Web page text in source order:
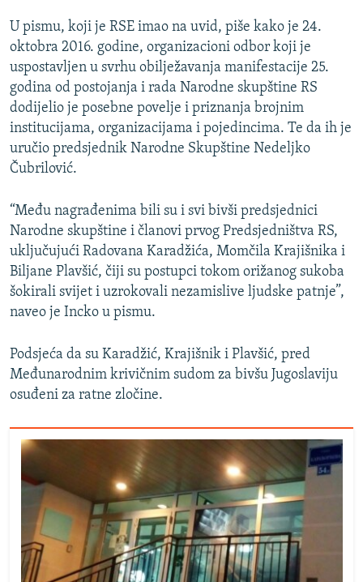
U pismu, koji je RSE imao na uvid, piše kako je 24.
oktobra 2016. godine, organizacioni odbor koji je
uspostavljen u svrhu obilježavanja manifestacije 25.
godina od postojanja i rada Narodne skupštine RS
dodijelio je posebne povelje i priznanja brojnim
institucijama, organizacijama i pojedincima. Te da ih je
uručio predsjednik Narodne Skupštine Nedeljko
Čubrilović.
“Među nagrađenima bili su i svi bivši predsjednici
Narodne skupštine i članovi prvog Predsjedništva RS,
uključujući Radovana Karadžića, Momčila Krajišnika i
Biljane Plavšić, čiji su postupci tokom orižanog sukoba
šokirali svijet i uzrokovali nezamislive ljudske patnje”,
naveo je Incko u pismu.
Podsjeća da su Karadžić, Krajišnik i Plavšić, pred
Međunarodnim krivičnim sudom za bivšu Jugoslaviju
osuđeni za ratne zločine.